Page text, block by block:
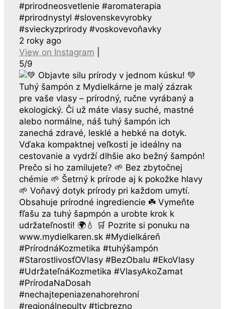
#prirodneosvetlenie #aromaterapia
#prirodnystyl #slovenskevyrobky
#svieckyzprirody #voskovevoňavky
2 roky ago
View on Instagram
5/9